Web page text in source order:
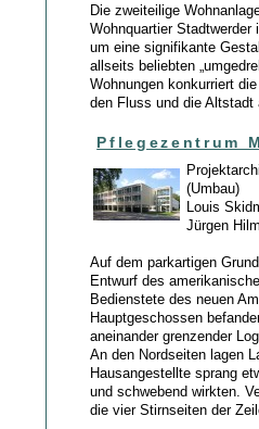
Die zweiteilige
Wohnquartier
um eine signifikante
allseits beliebten
Wohnungen konkurriert
den Fluss und die Altstadt
Pflegezentrum
(Umbau)
Louis
Jürgen
Auf dem parkartigen
Entwurf des
Bedienstete des neuen
Hauptgeschossen
aneinander grenzender
An den Nordseiten lagen
Hausangestellte sprang
und schwebend wirkten.
die vier Stirnseiten der